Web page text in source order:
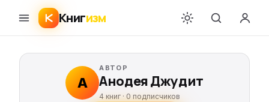
Книгизм
А
АВТОР
Анодея Джудит
4 книг ·0 подписчиков